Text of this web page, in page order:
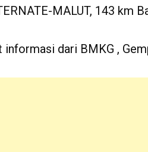
MALUT, 143 km
dari BMKG ,